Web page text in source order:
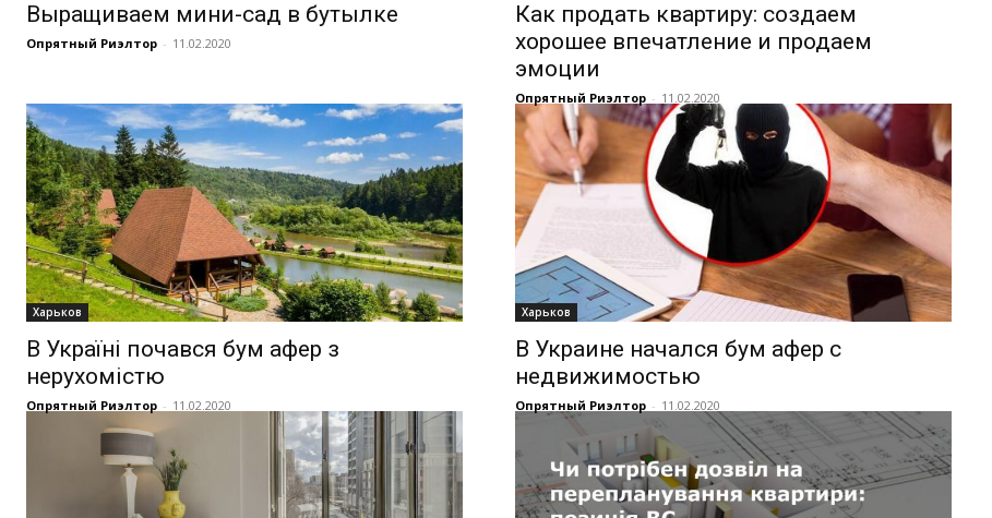
Выращиваем мини-сад в бутылке
Опрятный Риэлтор - 11.02.2020
Как продать квартиру: создаем
хорошее впечатление и продаем
эмоции
Опрятный Риэлтор - 11.02.2020
Харьков
В Україні почався бум афер з
нерухомістю
Опрятный Риэлтор - 11.02.2020
Харьков
В Украине начался бум афер с
недвижимостью
Опрятный Риэлтор - 11.02.2020